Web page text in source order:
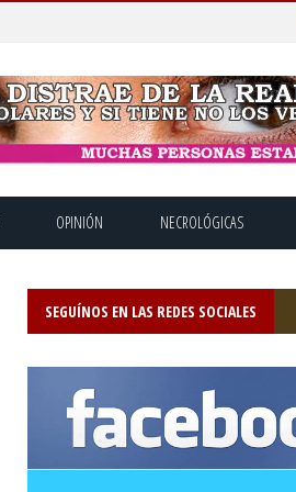
OPINIÓN NECROLÓGICAS
SEGUÍNOS EN LAS REDES SOCIALES